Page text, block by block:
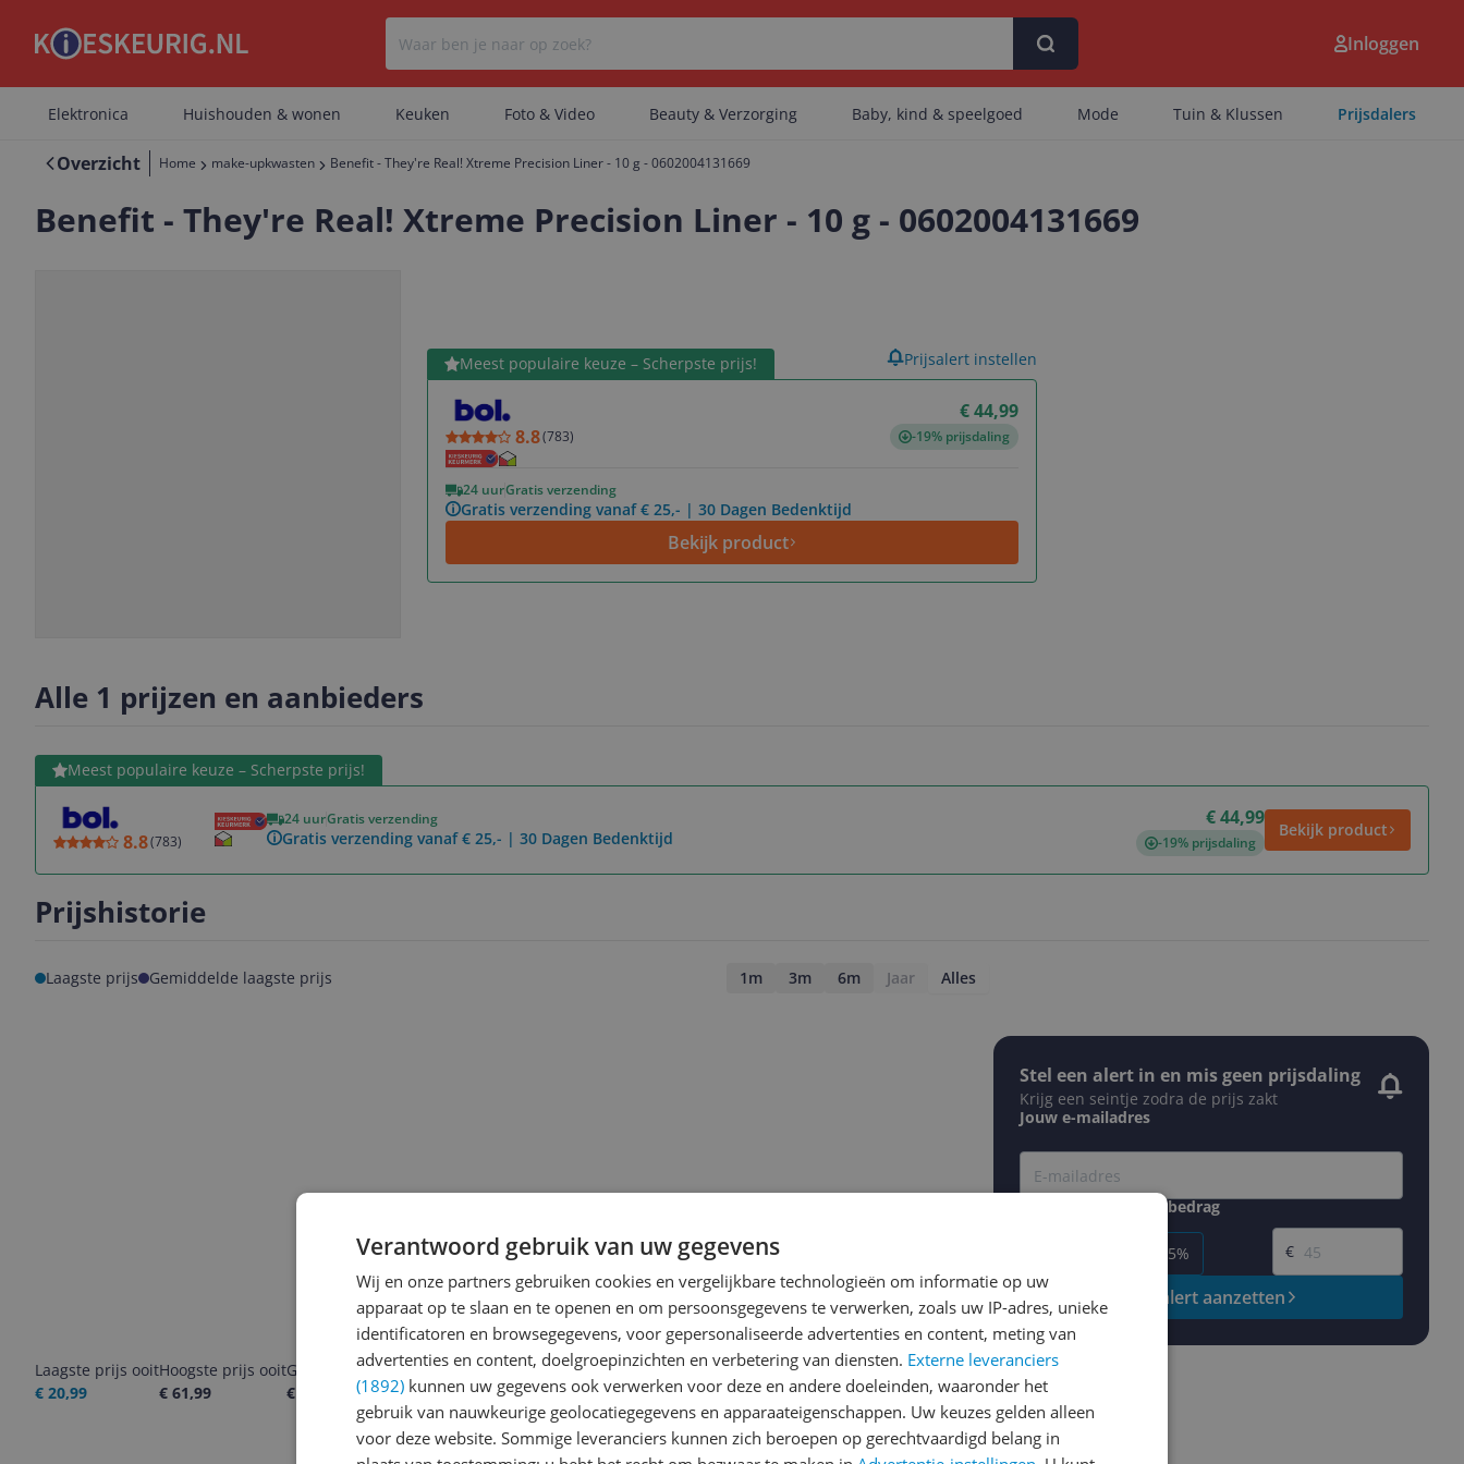
Er zijn geen categorieën gevonden.
Er zijn geen artikelen gevonden.
Inloggen
Elektronica Huishouden & wonen Keuken Foto & Video Beauty & Verzorging Baby, kind & speelgoed Mode Tuin & Klussen Prijsdalers
Overzicht Home make-upkwasten Benefit - They're Real! Xtreme Precision Liner - 10 g - 0602004131669
Benefit - They're Real! Xtreme Precision Liner - 10 g - 0602004131669
Meest populaire keuze – Scherpste prijs!
€ 44,99
8.8(783) -19% prijsdaling
24 uurGratis verzending
Gratis verzending vanaf € 25,- | 30 Dagen Bedenktijd
Bekijk product
Bekijk product Prijsalert instellen
Alle 1 prijzen en aanbieders
Meest populaire keuze – Scherpste prijs!
8.8(783)
24 uurGratis verzending
Gratis verzending vanaf € 25,- | 30 Dagen Bedenktijd
€ 44,99
-19% prijsdaling
Bekijk product
Bekijk product
Prijshistorie
Laagste prijs Gemiddelde laagste prijs 1m 3m 6m Jaar Alles
Laagste prijs ooit
€ 20,99
Hoogste prijs ooit
€ 61,99
Goedkoopste nu
€ 49,99
Laatste prijsupdate
06-08-2026
Stel een alert in en mis geen prijsdaling
Krijg een seintje zodra de prijs zakt
Jouw e-mailadres
Gewenste daling of bedrag
-15%
Gewenste prijs
€
Prijsalert aanzetten
Verantwoord gebruik van uw gegevens
Wij en onze partners gebruiken cookies en vergelijkbare technologieën om informatie op uw
apparaat op te slaan en te openen en om persoonsgegevens te verwerken, zoals uw IP-adres, unieke
identificatoren en browsegegevens, voor gepersonaliseerde advertenties en content, meting van
advertenties en content, doelgroepinzichten en verbetering van diensten. Externe leveranciers
(1892) kunnen uw gegevens ook verwerken voor deze en andere doeleinden, waaronder het
gebruik van nauwkeurige geolocatiegegevens en apparaateigenschappen. Uw keuzes gelden alleen
voor deze website. Sommige leveranciers kunnen zich beroepen op gerechtvaardigd belang in